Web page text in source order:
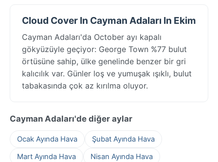
Cloud Cover In Cayman Adaları In Ekim
Cayman Adaları'da October ayı kapalı
gökyüzüyle geçiyor: George Town %77 bulut
örtüsüne sahip, ülke genelinde benzer bir gri
kalıcılık var. Günler loş ve yumuşak ışıklı, bulut
tabakasında çok az kırılma oluyor.
Cayman Adaları'de diğer aylar
Ocak Ayında Hava
Şubat Ayında Hava
Mart Ayında Hava
Nisan Ayında Hava